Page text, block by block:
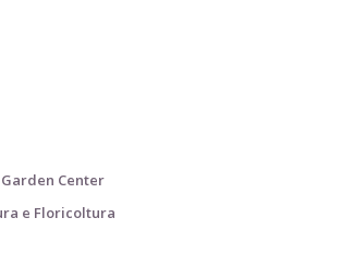
Center
e Floricoltura